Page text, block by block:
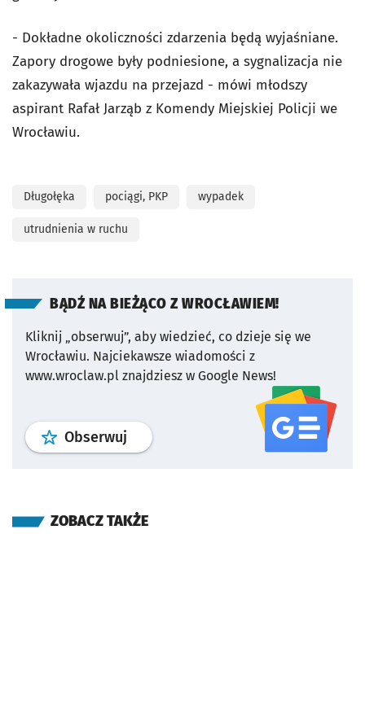
- Dokładne okoliczności zdarzenia będą wyjaśniane.
Zapory drogowe były podniesione, a sygnalizacja nie
zakazywała wjazdu na przejazd - mówi młodszy
aspirant Rafał Jarząb z Komendy Miejskiej Policji we
Wrocławiu.
Długołęka pociągi, PKP wypadek
utrudnienia w ruchu
BĄDŹ NA BIEŻĄCO Z WROCŁAWIEM!
Kliknij „obserwuj”, aby wiedzieć, co dzieje się we
Wrocławiu. Najciekawsze wiadomości z
www.wroclaw.pl znajdziesz w Google News!
Obserwuj profil serwisu
ZOBACZ TAKŻE